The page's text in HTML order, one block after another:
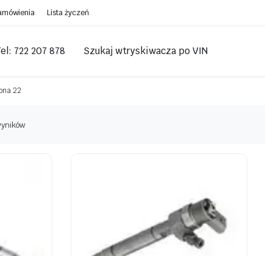
Lista życzeń
722 207 878 Szukaj wtryskiwacza po VIN
22